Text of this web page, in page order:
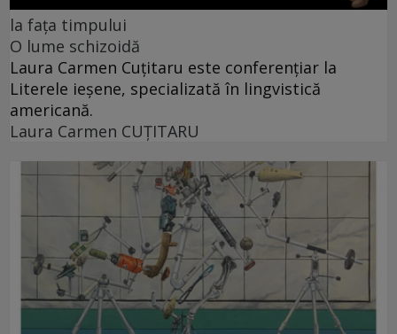
la fața timpului
O lume schizoidă
Laura Carmen Cuțitaru este conferențiar la
Literele ieșene, specializată în lingvistică
americană.
Laura Carmen CUȚITARU